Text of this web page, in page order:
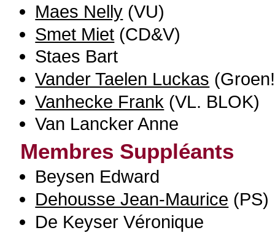
Maes Nelly (VU)
Smet Miet (CD&V)
Staes Bart
Vander Taelen Luckas
Vanhecke Frank (VL. BLOK)
Van Lancker Anne
Membres Suppléants
Beysen Edward
Dehousse Jean-Maurice (PS)
De Keyser Véronique